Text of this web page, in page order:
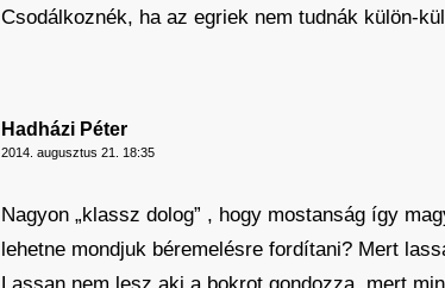
Csodálkoznék, ha az egriek nem tudnák külön-
Hadházi Péter
2014. augusztus 21. 18:35
Nagyon „klassz dolog” , hogy mostanság így
lehetne mondjuk béremelésre fordítani? Mert